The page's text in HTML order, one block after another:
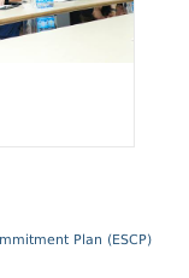
Plan (ESCP)